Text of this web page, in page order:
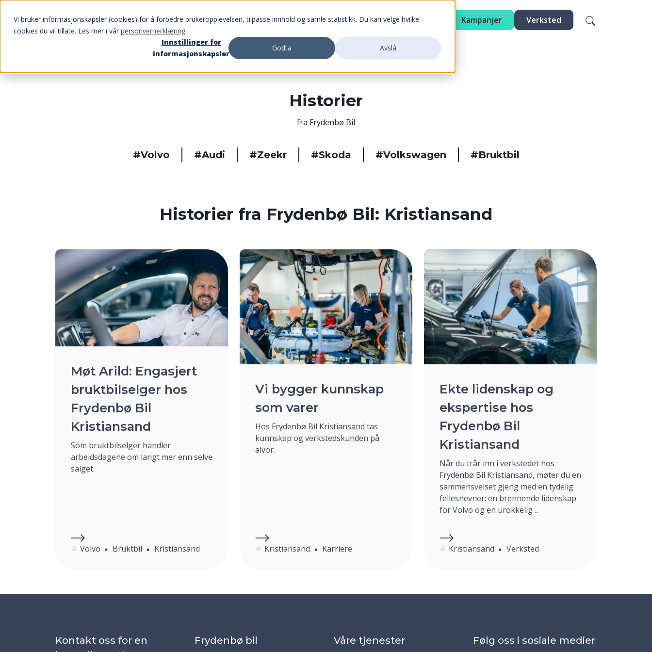
Vi bruker informasjonskapsler (cookies) for å forbedre brukeropplevelsen, tilpasse innhold og samle statistikk. Du kan velge hvilke
cookies du vil tillate. Les mer i vår personvernerklæring.
Innstillinger for
informasjonskapsler
Godta Avslå
Finn avdeling Nybil Bruktbil Kampanjer Verksted
Historier
fra Frydenbø Bil
#Volvo #Audi #Zeekr #Skoda #Volkswagen #Bruktbil
Historier fra Frydenbø Bil: Kristiansand
Møt Arild: Engasjert
bruktbilselger hos
Frydenbø Bil
Kristiansand
Som bruktbilselger handler
arbeidsdagene om langt mer enn selve
salget.
Volvo Bruktbil Kristiansand
Vi bygger kunnskap
som varer
Hos Frydenbø Bil Kristiansand tas
kunnskap og verkstedskunden på
alvor.
Kristiansand Karriere
Ekte lidenskap og
ekspertise hos
Frydenbø Bil
Kristiansand
Når du trår inn i verkstedet hos
Frydenbø Bil Kristiansand, møter du en
sammensveiset gjeng med en tydelig
fellesnevner: en brennende lidenskap
for Volvo og en urokkelig ...
Kristiansand Verksted
Kontakt oss for en
Frydenbø bil Våre tjenester Følg oss i sosiale medier